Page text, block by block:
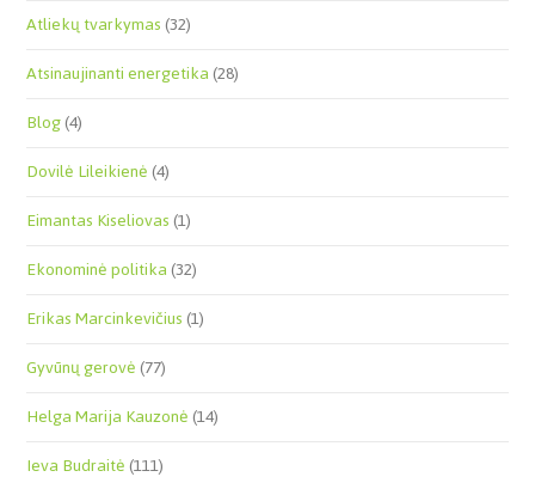
Atliekų tvarkymas(32)
Atsinaujinanti energetika(28)
Blog(4)
Dovilė Lileikienė(4)
Eimantas Kiseliovas(1)
Ekonominė politika(32)
Erikas Marcinkevičius(1)
Gyvūnų gerovė(77)
Helga Marija Kauzonė(14)
Ieva Budraitė(111)